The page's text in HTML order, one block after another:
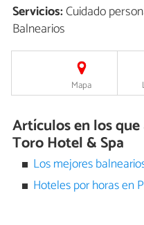
Servicios:Cuidado
Balnearios
Mapa
Artículos en los
Toro Hotel & Spa
Los mejores
Hoteles por horas en